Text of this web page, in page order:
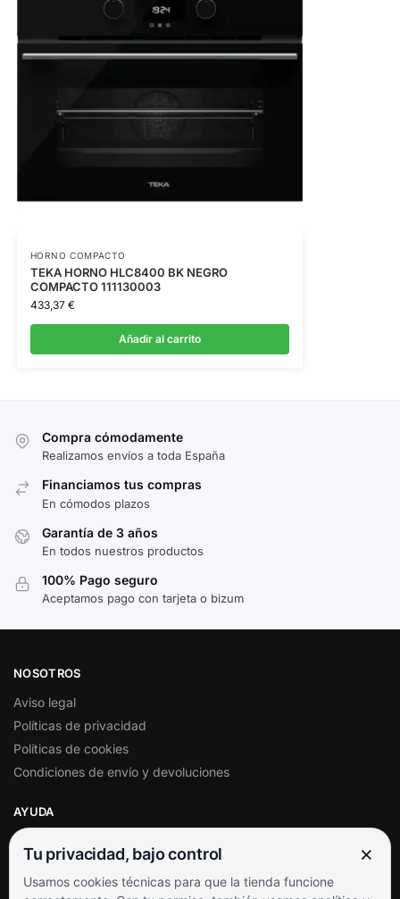
HORNO COMPACTO
TEKA HORNO HLC8400 BK NEGRO
COMPACTO 111130003
433,37 €
Añadir al carrito
Compra cómodamente
Realizamos envíos a toda España
Financiamos tus compras
En cómodos plazos
Garantía de 3 años
En todos nuestros productos
100% Pago seguro
Aceptamos pago con tarjeta o bizum
NOSOTROS
Aviso legal
Políticas de privacidad
Políticas de cookies
Condiciones de envío y devoluciones
AYUDA
Soporte al cliente
Contacto
Tu privacidad, bajo control ×
Usamos cookies técnicas para que la tienda funcione